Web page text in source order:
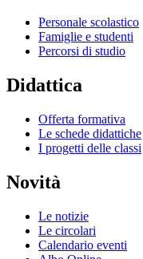
Personale scolastico
Famiglie e studenti
Percorsi di studio
Didattica
Offerta formativa
Le schede didattiche
I progetti delle classi
Novità
Le notizie
Le circolari
Calendario eventi